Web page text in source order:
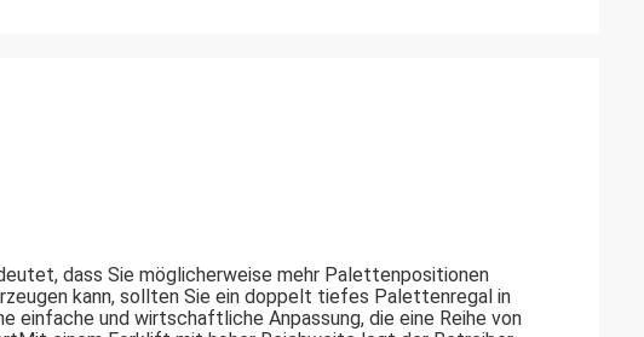
dass Sie möglicherweise mehr Palettenpositionen
kann, sollten Sie ein doppelt tiefes Palettenregal in
und wirtschaftliche Anpassung, die eine Reihe von